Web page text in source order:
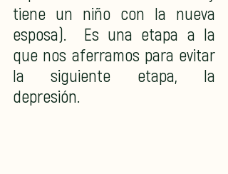
tiene un niño con la nueva
esposa).  Es una etapa a la
que nos aferramos para evitar
la siguiente etapa, la
depresión.